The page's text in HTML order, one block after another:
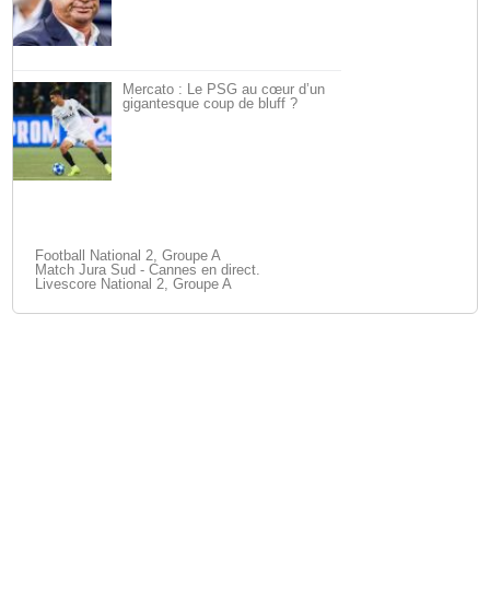
Mercato : Le PSG au cœur d’un
gigantesque coup de bluff ?
Football National 2, Groupe A
Match Jura Sud - Cannes en direct.
Livescore National 2, Groupe A